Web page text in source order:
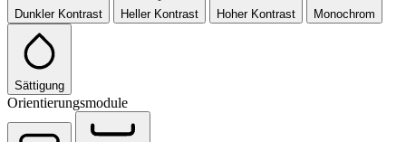
Dunkler Kontrast Heller Kontrast Hoher Kontrast Monochrom
Sättigung
Orientierungsmodule